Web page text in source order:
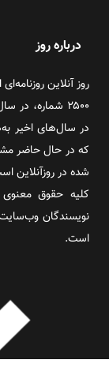
درباره روز
در سال‌های اخیر
که در حال حاضر
شده در روزآنلاین
کلیه حقوق
نویسندگان وب‌سایت
است.